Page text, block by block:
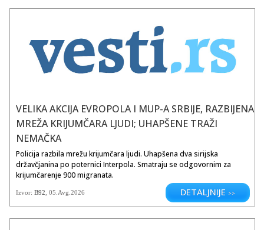
VELIKA AKCIJA EVROPOLA I MUP-A SRBIJE, RAZBIJENA
MREŽA KRIJUMČARA LJUDI; UHAPŠENE TRAŽI
NEMAČKA
Policija razbila mrežu krijumčara ljudi. Uhapšena dva sirijska
državčjanina po poternici Interpola. Smatraju se odgovornim za
krijumčarenje 900 migranata.
Izvor: B92 , 05.Avg.2026 DETALJNIJE >>